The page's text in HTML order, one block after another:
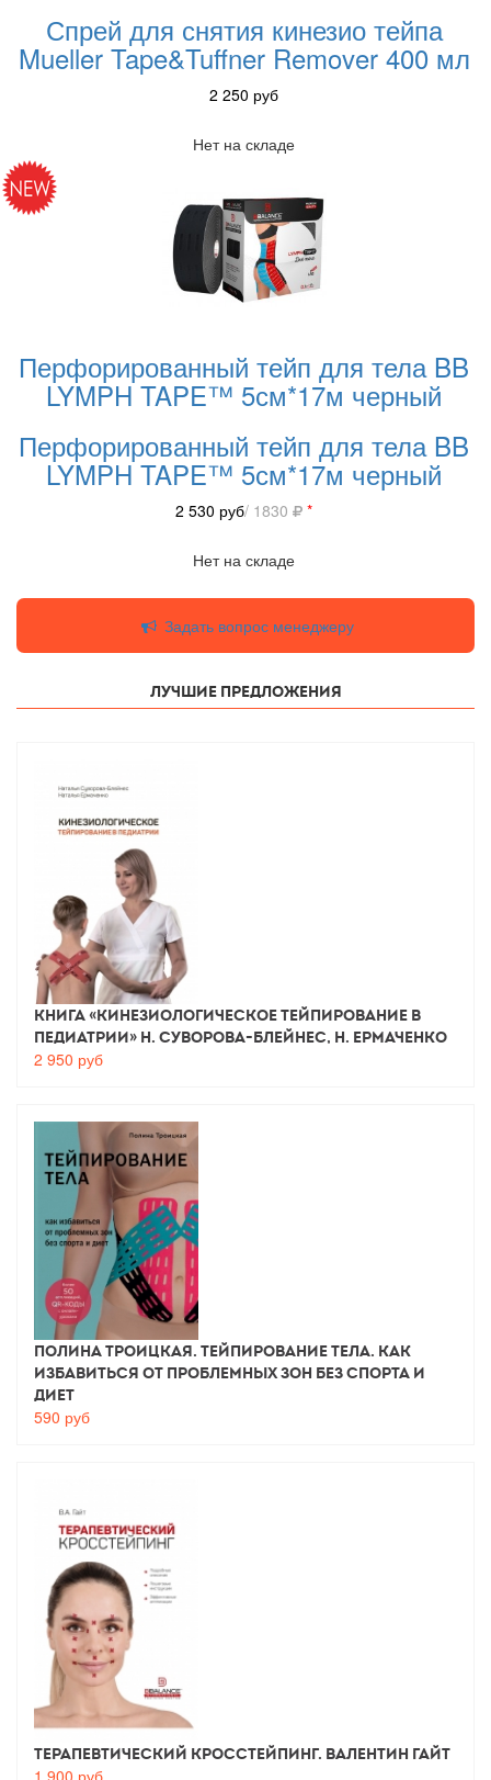
Спрей для снятия кинезио тейпа
Mueller Tape&Tuffner Remover 400 мл
2 250 руб
Нет на складе
Перфорированный тейп для тела BB
LYMPH TAPE™ 5см*17м черный
Перфорированный тейп для тела BB
LYMPH TAPE™ 5см*17м черный
2 530 руб/ 1830 *
Нет на складе
Задать вопрос менеджеру
Лучшие предложения
Книга «Кинезиологическое тейпирование в
педиатрии» Н. Суворова-Блейнес, Н. Ермаченко
2 950 руб
Полина Троицкая. Тейпирование тела. Как
избавиться от проблемных зон без спорта и
диет
590 руб
Терапевтический Кросстейпинг. Валентин Гайт
1 900 руб